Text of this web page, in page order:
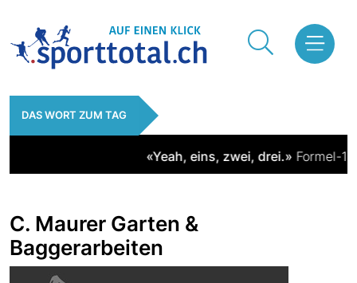
DAS WORT ZUM TAG
«Yeah, eins, zwei, drei.»Formel-1-
C. Maurer Garten &
Baggerarbeiten